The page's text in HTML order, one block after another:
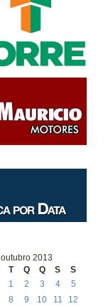
outubro 2013
T Q Q S S
1 2 3 4
5
8 9 10 11
12